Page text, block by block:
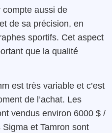
compte aussi de
de sa précision, en
sportifs. Cet aspect
que la qualité
est très variable et c’est
de l’achat. Les
vendus environ 6000 $ /
et Tamron sont